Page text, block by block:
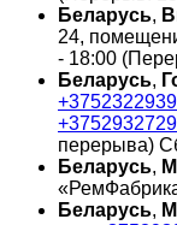
Беларусь,
24,
- 18:00
Беларусь,
перерыва)
Беларусь,
Беларусь,